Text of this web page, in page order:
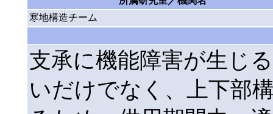
寒地構造チーム
支承に機能障害が生じ
いだけでなく、上下部